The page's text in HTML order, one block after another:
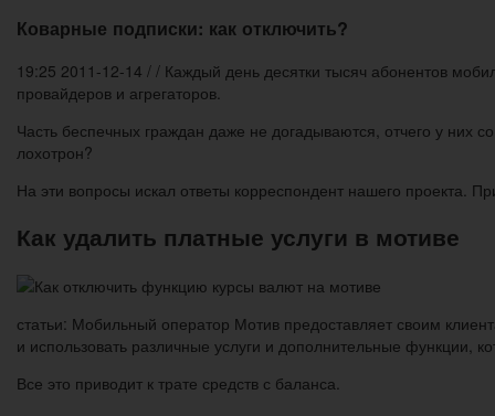
Коварные подписки: как отключить?
19:25 2011-12-14 / / Каждый день десятки тысяч абонентов
провайдеров и агрегаторов.
Часть беспечных граждан даже не догадываются, отчего у них
лохотрон?
На эти вопросы искал ответы корреспондент нашего проекта.
Как удалить платные услуги в мотиве
статьи: Мобильный оператор Мотив предоставляет своим
и использовать различные услуги и дополнительные функции,
Все это приводит к трате средств с баланса.